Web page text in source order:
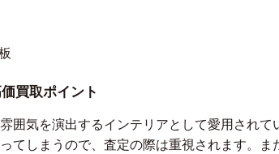
買取ポイント
囲気を演出するインテリアとして愛用され
てしまうので、査定の際は重視されます。